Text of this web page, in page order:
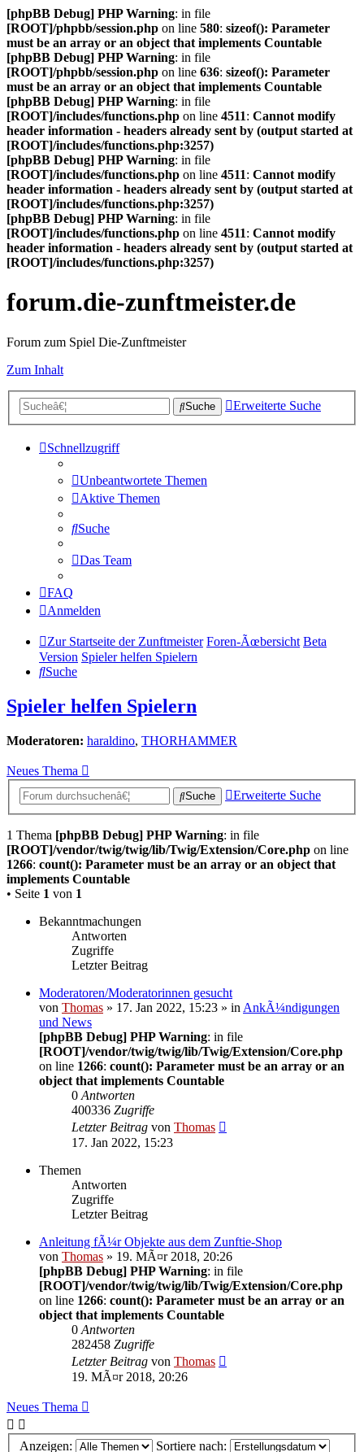
[phpBB Debug] PHP Warning: in file
[ROOT]/phpbb/session.php on line 580: sizeof(): Parameter
must be an array or an object that implements Countable
[phpBB Debug] PHP Warning: in file
[ROOT]/phpbb/session.php on line 636: sizeof(): Parameter
must be an array or an object that implements Countable
[phpBB Debug] PHP Warning: in file
[ROOT]/includes/functions.php on line 4511: Cannot modify
header information - headers already sent by (output started at
[ROOT]/includes/functions.php:3257)
[phpBB Debug] PHP Warning: in file
[ROOT]/includes/functions.php on line 4511: Cannot modify
header information - headers already sent by (output started at
[ROOT]/includes/functions.php:3257)
[phpBB Debug] PHP Warning: in file
[ROOT]/includes/functions.php on line 4511: Cannot modify
header information - headers already sent by (output started at
[ROOT]/includes/functions.php:3257)
forum.die-zunftmeister.de
Forum zum Spiel Die-Zunftmeister
Zum Inhalt
Suche Erweiterte Suche
Schnellzugriff
Unbeantwortete Themen
Aktive Themen
Suche
Das Team
FAQ
Anmelden
Zur Startseite der Zunftmeister Foren-Ãœbersicht Beta
Version Spieler helfen Spielern
Suche
Spieler helfen Spielern
Moderatoren: haraldino, THORHAMMER
Neues Thema
Suche Erweiterte Suche
1 Thema [phpBB Debug] PHP Warning: in file
[ROOT]/vendor/twig/twig/lib/Twig/Extension/Core.php on line
1266: count(): Parameter must be an array or an object that
implements Countable
• Seite 1 von 1
Bekanntmachungen
Antworten
Zugriffe
Letzter Beitrag
Moderatoren/Moderatorinnen gesucht
von Thomas » 17. Jan 2022, 15:23 » in AnkÃ¼ndigungen
und News
[phpBB Debug] PHP Warning: in file
[ROOT]/vendor/twig/twig/lib/Twig/Extension/Core.php
on line 1266: count(): Parameter must be an array or an
object that implements Countable
0 Antworten
400336 Zugriffe
Letzter Beitrag von Thomas
17. Jan 2022, 15:23
Themen
Antworten
Zugriffe
Letzter Beitrag
Anleitung fÃ¼r Objekte aus dem Zunftie-Shop
von Thomas » 19. MÃ¤r 2018, 20:26
[phpBB Debug] PHP Warning: in file
[ROOT]/vendor/twig/twig/lib/Twig/Extension/Core.php
on line 1266: count(): Parameter must be an array or an
object that implements Countable
0 Antworten
282458 Zugriffe
Letzter Beitrag von Thomas
19. MÃ¤r 2018, 20:26
Neues Thema
Anzeigen:
Sortiere nach: